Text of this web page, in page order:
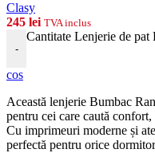
Clasy
245 lei TVA inclus
-
Cantitate Lenjerie de
cos
Această lenjerie Bumbac
pentru cei care caută
Cu imprimeuri moderne și
perfectă pentru orice